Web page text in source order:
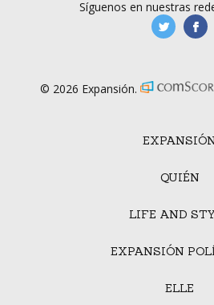
QUIÉN
LIFE AND
EXPANSIÓN
ELLE
Síguenos en nuestras
© 2026 Expansión.